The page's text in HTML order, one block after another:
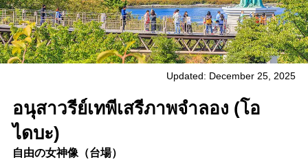
Updated: December 25, 2025
อนุสาวรีย์เทพีเสรีภาพจำลอง (โอ
ไดบะ)
自由の女神像（台場）